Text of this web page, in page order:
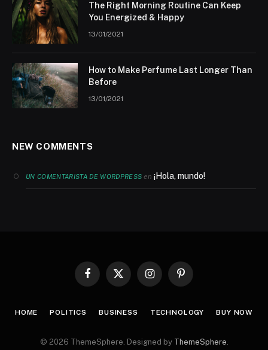
The Right Morning Routine Can Keep
You Energized & Happy
13/01/2021
How to Make Perfume Last Longer Than
Before
13/01/2021
NEW COMMENTS
UN COMENTARISTA DE WORDPRESS en¡Hola, mundo!
Facebook
X
InstagramPinterest
HOME POLITICS BUSINESS TECHNOLOGY BUY NOW
© 2026 ThemeSphere. Designed by ThemeSphere.